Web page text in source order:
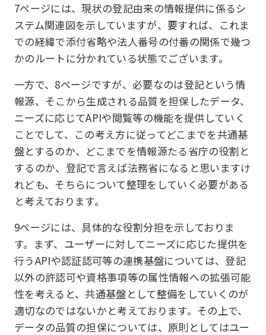
7ページには、現状の登記由来の情報提供に係るシ
ステム関連図を示していますが、要すれば、これま
での経緯で添付省略や法人番号の付番の関係で幾つ
かのルートに分かれている状態でございます。
一方で、8ページですが、必要なのは登記という情
報源、そこから生成される品質を担保したデータ、
ニーズに応じてAPIや閲覧等の機能を提供していく
ことでして、この考え方に従ってどこまでを共通基
盤とするのか、どこまでを情報源たる省庁の役割と
するのか、登記で言えば法務省になると思いますけ
れども、そちらについて整理をしていく必要がある
と考えております。
9ページには、具体的な役割分担を示しておりま
す。まず、ユーザーに対してニーズに応じた提供を
行うAPIや認証認可等の連携基盤については、登記
以外の許認可や資格事項等の属性情報への拡張可能
性を考えると、共通基盤として整備をしていくのが
適切なのではないかと考えております。その上で、
データの品質の担保については、原則としてはユー